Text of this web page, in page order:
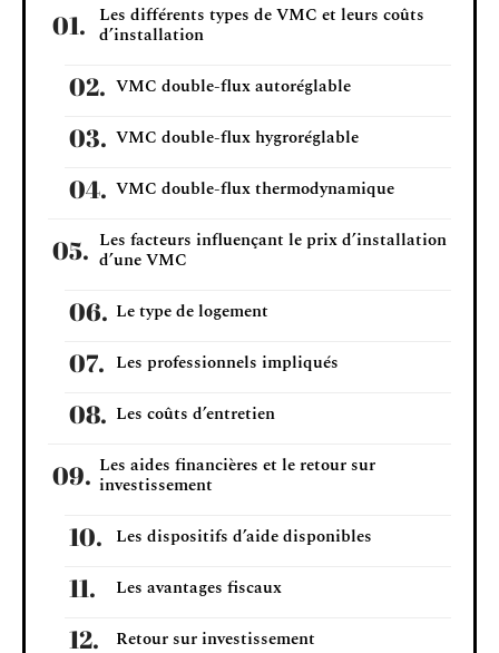
Les différents types de VMC et leurs coûts
d’installation
VMC double-flux autoréglable
VMC double-flux hygroréglable
VMC double-flux thermodynamique
Les facteurs influençant le prix d’installation
d’une VMC
Le type de logement
Les professionnels impliqués
Les coûts d’entretien
Les aides financières et le retour sur
investissement
Les dispositifs d’aide disponibles
Les avantages fiscaux
Retour sur investissement